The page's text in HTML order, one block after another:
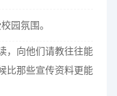
园氛围。
，向他们请教往往能
比那些宣传资料更能